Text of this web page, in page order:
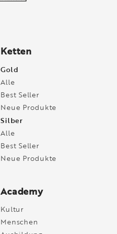
Ketten
Gold
Alle
Best Seller
Neue Produkte
Silber
Alle
Best Seller
Neue Produkte
Academy
Kultur
Menschen